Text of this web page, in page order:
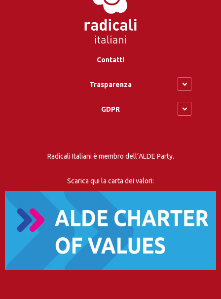
Contatti
Trasparenza
GDPR
Radicali Italiani è membro dell’ALDE Party.
Scarica qui la carta dei valori: